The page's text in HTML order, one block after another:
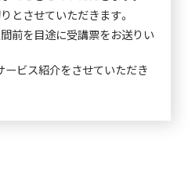
とさせていただきます。
前を目途に受講票をお送りい
ビス紹介をさせていただき